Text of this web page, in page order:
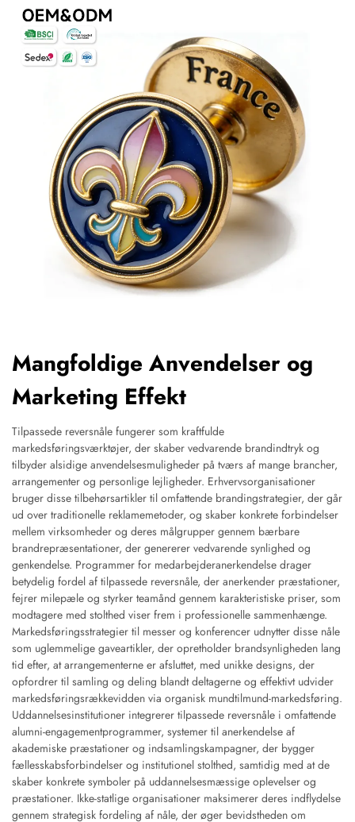
Mangfoldige Anvendelser og
Marketing Effekt
Tilpassede reversnåle fungerer som kraftfulde
markedsføringsværktøjer, der skaber vedvarende brandindtryk og
tilbyder alsidige anvendelsesmuligheder på tværs af mange brancher,
arrangementer og personlige lejligheder. Erhvervsorganisationer
bruger disse tilbehørsartikler til omfattende brandingstrategier, der går
ud over traditionelle reklamemetoder, og skaber konkrete forbindelser
mellem virksomheder og deres målgrupper gennem bærbare
brandrepræsentationer, der genererer vedvarende synlighed og
genkendelse. Programmer for medarbejderanerkendelse drager
betydelig fordel af tilpassede reversnåle, der anerkender præstationer,
fejrer milepæle og styrker teamånd gennem karakteristiske priser, som
modtagere med stolthed viser frem i professionelle sammenhænge.
Markedsføringsstrategier til messer og konferencer udnytter disse nåle
som uglemmelige gaveartikler, der opretholder brandsynligheden lang
tid efter, at arrangementerne er afsluttet, med unikke designs, der
opfordrer til samling og deling blandt deltagerne og effektivt udvider
markedsføringsrækkevidden via organisk mundtilmund-markedsføring.
Uddannelsesinstitutioner integrerer tilpassede reversnåle i omfattende
alumni-engagementprogrammer, systemer til anerkendelse af
akademiske præstationer og indsamlingskampagner, der bygger
fællesskabsforbindelser og institutionel stolthed, samtidig med at de
skaber konkrete symboler på uddannelsesmæssige oplevelser og
præstationer. Ikke-statlige organisationer maksimerer deres indflydelse
gennem strategisk fordeling af nåle, der øger bevidstheden om